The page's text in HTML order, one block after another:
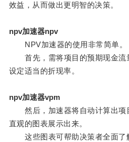
效益，从而做出更明智的决策。
npv加速器npv
NPV加速器的使用非常简单。
首先，需将项目的预期现金流
设定适当的折现率。
npv加速器vpm
然后，加速器将自动计算出项
直观的图表展示出来。
这些图表可帮助决策者全面了